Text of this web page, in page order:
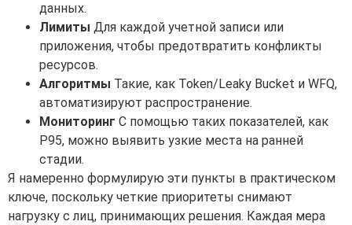
данных.
Лимиты Для каждой учетной записи или
приложения, чтобы предотвратить конфликты
ресурсов.
Алгоритмы Такие, как Token/Leaky Bucket и WFQ,
автоматизируют распространение.
Мониторинг С помощью таких показателей, как
P95, можно выявить узкие места на ранней
стадии.
Я намеренно формулирую эти пункты в практическом
ключе, поскольку четкие приоритеты снимают
нагрузку с лиц, принимающих решения. Каждая мера